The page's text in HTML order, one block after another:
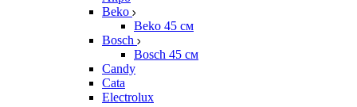
Beko
Beko 45 см
Bosch
Bosch 45 см
Candy
Cata
Electrolux